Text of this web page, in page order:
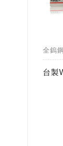
全鎢
台製